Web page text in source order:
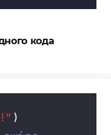
кода